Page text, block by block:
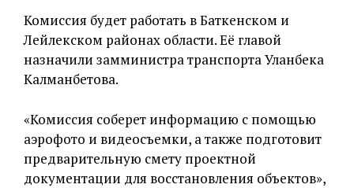
Комиссия будет работать в Баткенском и
Лейлекском районах области. Её главой
назначили замминистра транспорта Уланбека
Калманбетова.
«Комиссия соберет информацию с помощью
аэрофото и видеосъемки, а также подготовит
предварительную смету проектной
документации для восстановления объектов»,